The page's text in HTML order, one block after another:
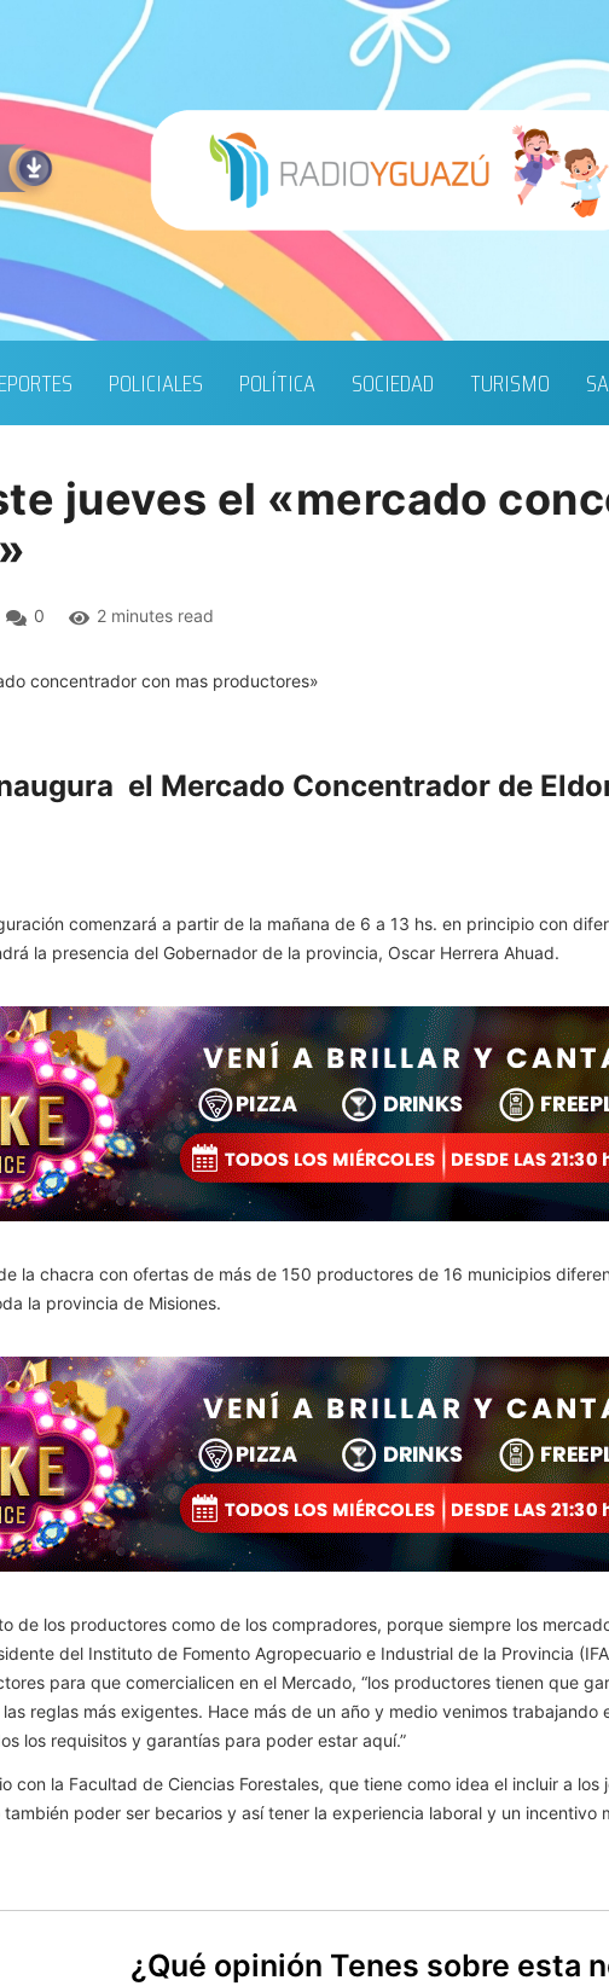
POLICIALES POLÍTICA SOCIEDAD TURISMO
jueves el «mercado
0 2 minutes read
el Mercado Concentrador de
comenzará a partir de la mañana de 6 a 13 hs. en principio con
la presencia del Gobernador de la provincia, Oscar Herrera Ahuad.
la chacra con ofertas de más de 150 productores de 16 municipios
la provincia de Misiones.
de los productores como de los compradores, porque siempre los
del Instituto de Fomento Agropecuario e Industrial de la Provincia
para que comercialicen en el Mercado, “los productores tienen que
reglas más exigentes. Hace más de un año y medio venimos
los requisitos y garantías para poder estar aquí.”
con la Facultad de Ciencias Forestales, que tiene como idea el incluir a
poder ser becarios y así tener la experiencia laboral y un incentivo
¿Qué opinión Tenes sobre esta